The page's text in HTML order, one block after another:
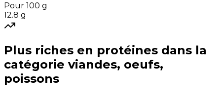
Pour 100 g
12.8 g
Plus riches en protéines dans la
catégorie viandes, oeufs,
poissons